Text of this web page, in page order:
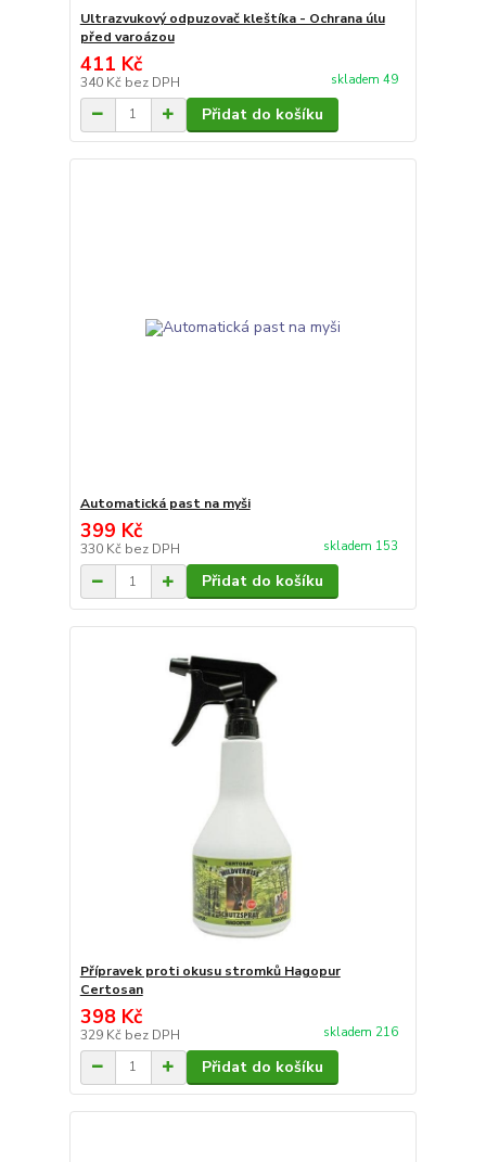
Ultrazvukový odpuzovač kleštíka - Ochrana úlu
před varoázou
411 Kč
340 Kč bez DPH skladem 49
Přidat do košíku
Automatická past na myši
399 Kč
330 Kč bez DPH skladem 153
Přidat do košíku
Přípravek proti okusu stromků Hagopur
Certosan
398 Kč
329 Kč bez DPH skladem 216
Přidat do košíku